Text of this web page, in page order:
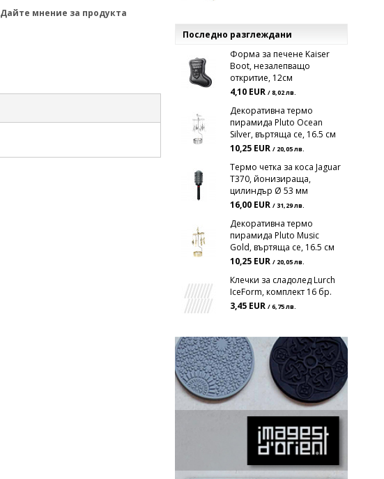
Дайте мнение за продукта
Последно разглеждани
Форма за печене Kaiser
Boot, незалепващо
откритие, 12см
4,10 EUR / 8,02 лв.
Декоративна термо
пирамида Pluto Ocean
Silver, въртяща се, 16.5 см
10,25 EUR / 20,05 лв.
Термо четка за коса Jaguar
Т370, йонизираща,
цилиндър Ø 53 мм
16,00 EUR / 31,29 лв.
Декоративна термо
пирамида Pluto Music
Gold, въртяща се, 16.5 см
10,25 EUR / 20,05 лв.
Клечки за сладолед Lurch
IceForm, комплект 16 бр.
3,45 EUR / 6,75 лв.